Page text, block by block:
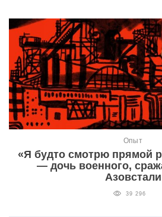
Опыт
«Я будто смотрю прямой
— дочь военного,
Азовстали
39 296